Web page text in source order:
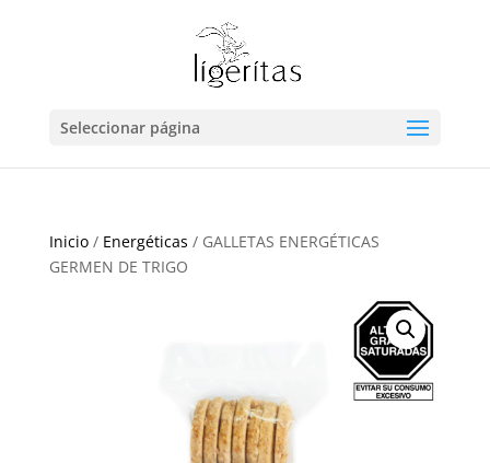
Seleccionar página
Inicio/ Energéticas / GALLETAS ENERGÉTICAS
GERMEN DE TRIGO